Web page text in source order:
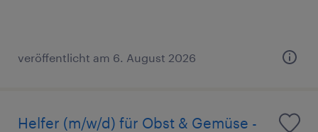
veröffentlicht am 6. August 2026
Helfer (m/w/d) für Obst & Gemüse -